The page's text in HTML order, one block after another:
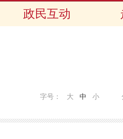
政民互动
字号： 大 中 小